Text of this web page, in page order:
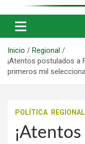
Inicio
Regional
¡Atentos postulados a
primeros mil
POLÍTICA REGIONAL